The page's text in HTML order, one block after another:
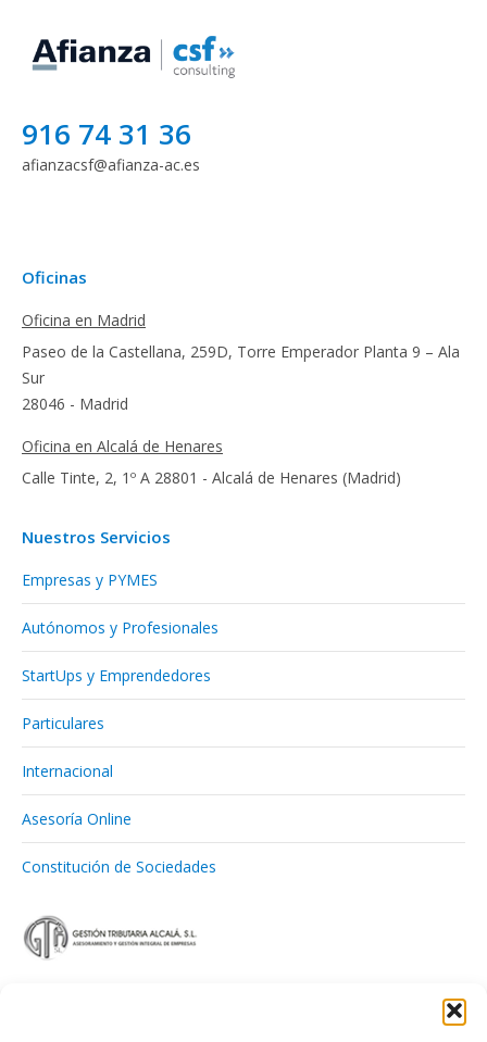
916 74 31 36
afianzacsf@afianza-ac.es
Oficinas
Oficina en Madrid
Paseo de la Castellana, 259D, Torre Emperador Planta 9 – Ala
Sur
28046 - Madrid
Oficina en Alcalá de Henares
Calle Tinte, 2, 1º A 28801 - Alcalá de Henares (Madrid)
Nuestros Servicios
Empresas y PYMES
Autónomos y Profesionales
StartUps y Emprendedores
Particulares
Internacional
Asesoría Online
Constitución de Sociedades